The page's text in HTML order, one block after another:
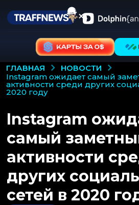
ГЛАВНАЯ
НОВОСТИ
instagram ожидает самый заметный рост
активности среди других
2020 году
Instagram
самый
активности
других
сетей в 2020